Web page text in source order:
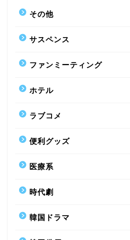
その他
サスペンス
ファンミーティング
ホテル
ラブコメ
便利グッズ
医療系
時代劇
韓国ドラマ